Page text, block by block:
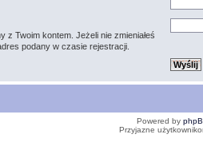
z Twoim kontem. Jeżeli nie zmieniałeś
podany w czasie rejestracji.
Powered by
Przyjazne